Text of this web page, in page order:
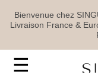
Bienvenue chez
Livraison France &
Basculer
☰